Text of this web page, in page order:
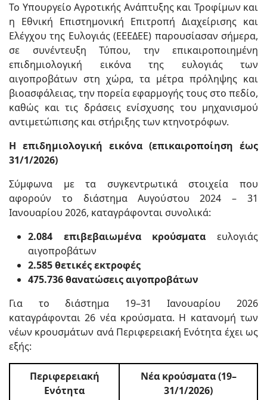
Το Υπουργείο Αγροτικής Ανάπτυξης και Τροφίμων και
η Εθνική Επιστημονική Επιτροπή Διαχείρισης και
Ελέγχου της Ευλογιάς (ΕΕΕΔΕΕ) παρουσίασαν σήμερα,
σε συνέντευξη Τύπου, την επικαιροποιημένη
επιδημιολογική εικόνα της ευλογιάς των
αιγοπροβάτων στη χώρα, τα μέτρα πρόληψης και
βιοασφάλειας, την πορεία εφαρμογής τους στο πεδίο,
καθώς και τις δράσεις ενίσχυσης του μηχανισμού
αντιμετώπισης και στήριξης των κτηνοτρόφων.
Η επιδημιολογική εικόνα (επικαιροποίηση έως
31/1/2026)
Σύμφωνα με τα συγκεντρωτικά στοιχεία που
αφορούν το διάστημα Αυγούστου 2024 – 31
Ιανουαρίου 2026, καταγράφονται συνολικά:
2.084 επιβεβαιωμένα κρούσματα ευλογιάς
αιγοπροβάτων
2.585 θετικές εκτροφές
475.736 θανατώσεις αιγοπροβάτων
Για το διάστημα 19–31 Ιανουαρίου 2026
καταγράφονται 26 νέα κρούσματα. Η κατανομή των
νέων κρουσμάτων ανά Περιφερειακή Ενότητα έχει ως
εξής:
Περιφερειακή
Ενότητα
Νέα κρούσματα (19–
31/1/2026)